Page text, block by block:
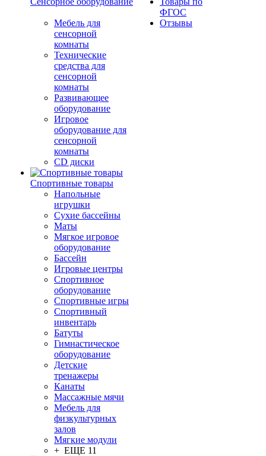
Мебель для
сенсорной
комнаты
Технические
средства для
сенсорной
комнаты
Развивающее
оборудование
Игровое
оборудование для
сенсорной
комнаты
CD диски
Спортивные товары
Напольные
игрушки
Сухие бассейны
Маты
Мягкое игровое
оборудование
Бассейн
Игровые центры
Спортивное
оборудование
Спортивные игры
Спортивный
инвентарь
Батуты
Гимнастическое
оборудование
Детские
тренажеры
Канаты
Массажные мячи
Мебель для
физкультурных
залов
Мягкие модули
+ ЕЩЕ 11
ФГОС
Отзывы